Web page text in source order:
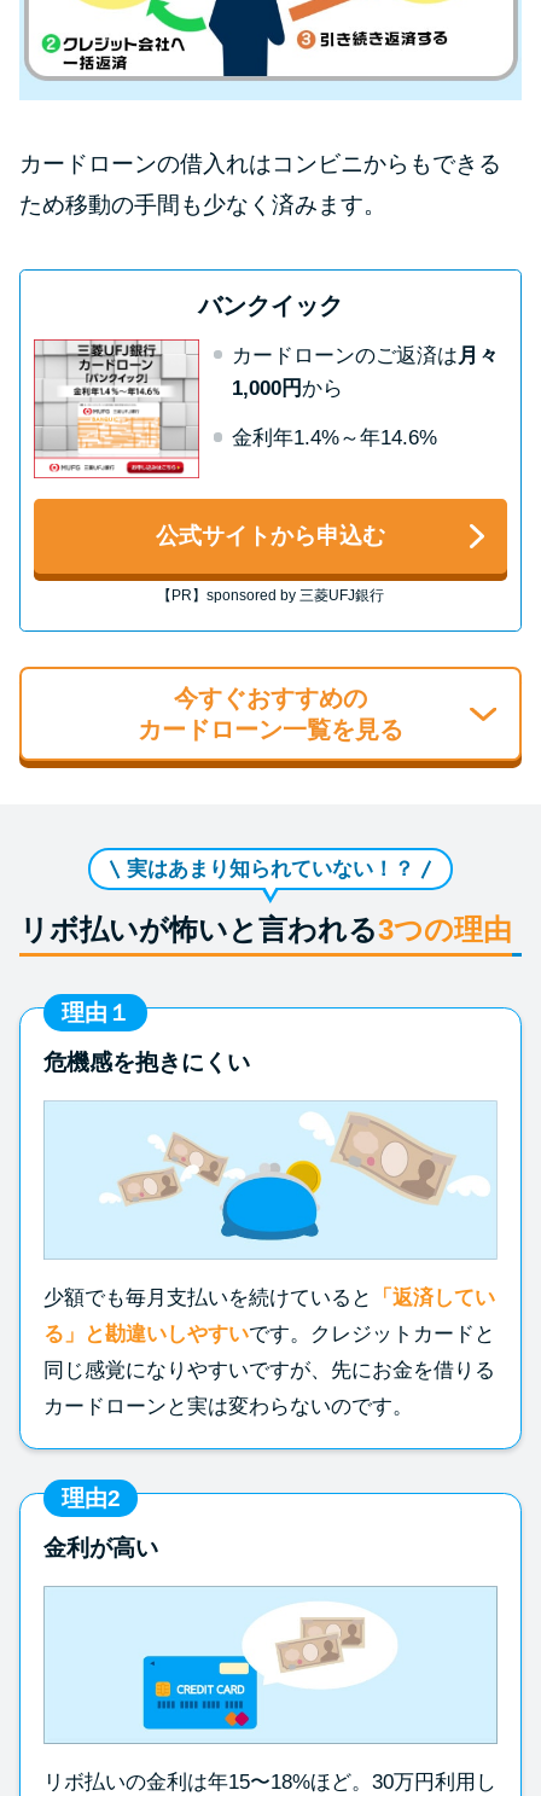
カードローンの借入れはコンビニからもできる
ため移動の手間も少なく済みます。
バンクイック
カードローンのご返済は月々
1,000円 から
金利年1.4%～年14.6%
公式サイトから申込む
【PR】sponsored by 三菱UFJ銀行
今すぐおすすめの
カードローン一覧を見る
実はあまり知られていない！？
リボ払いが怖いと言われる3つの理由
理由１
危機感を抱きにくい
少額でも毎月支払いを続けていると
「返済してい
る」と勘違いしやすいです。クレジットカードと
同じ感覚になりやすいですが、先にお金を借りる
カードローンと実は変わらないのです。
理由2
金利が高い
リボ払いの金利は年15〜18%ほど。30万円利用し